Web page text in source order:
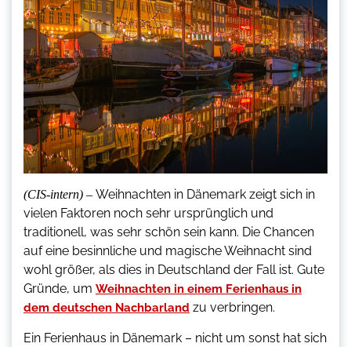
(CIS-intern) – Weihnachten in Dänemark zeigt sich in
vielen Faktoren noch sehr ursprünglich und
traditionell, was sehr schön sein kann. Die Chancen
auf eine besinnliche und magische Weihnacht sind
wohl größer, als dies in Deutschland der Fall ist. Gute
Gründe, um Weihnachten in einem Ferienhaus in
dem deutschen Nachbarland zu verbringen.
Ein Ferienhaus in Dänemark – nicht um sonst hat sich